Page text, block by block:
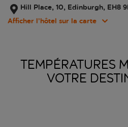
Hill Place, 10, Edinburgh, EH8
Afficher l’hôtel sur la carte
TEMPÉRATURES
VOTRE